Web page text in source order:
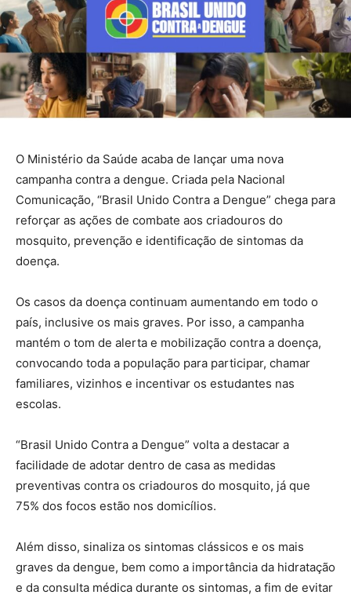
O Ministério da Saúde acaba de lançar uma nova
campanha contra a dengue. Criada pela Nacional
Comunicação, “Brasil Unido Contra a Dengue” chega para
reforçar as ações de combate aos criadouros do
mosquito, prevenção e identificação de sintomas da
doença.
Os casos da doença continuam aumentando em todo o
país, inclusive os mais graves. Por isso, a campanha
mantém o tom de alerta e mobilização contra a doença,
convocando toda a população para participar, chamar
familiares, vizinhos e incentivar os estudantes nas
escolas.
“Brasil Unido Contra a Dengue” volta a destacar a
facilidade de adotar dentro de casa as medidas
preventivas contra os criadouros do mosquito, já que
75% dos focos estão nos domicílios.
Além disso, sinaliza os sintomas clássicos e os mais
graves da dengue, bem como a importância da hidratação
e da consulta médica durante os sintomas, a fim de evitar